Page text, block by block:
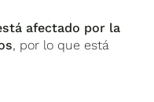
afectado por la
, por lo que está